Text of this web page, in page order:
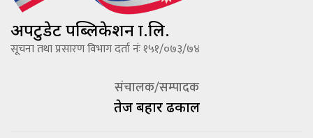
अपटुडेट पब्लिकेशन प्रा.लि.
सूचना तथा प्रसारण विभाग दर्ता नंः १५१/०७३/७४
संचालक/सम्पादक
तेज बहादूर ढकाल